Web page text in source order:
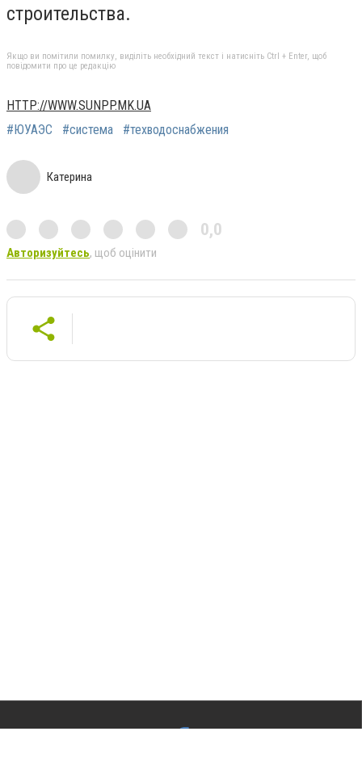
строительства.
Якщо ви помітили помилку, виділіть необхідний текст і натисніть Ctrl + Enter, щоб
повідомити про це редакцію
HTTP://WWW.SUNPP.MK.UA
#ЮУАЭС
#система #техводоснабжения
Катерина
0,0
Авторизуйтесь, щоб оцінити